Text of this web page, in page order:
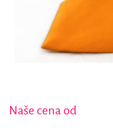
Naše cena od